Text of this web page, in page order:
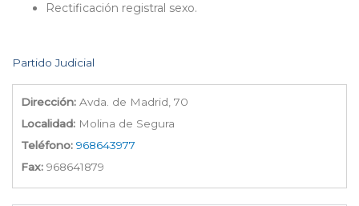
Rectificación registral sexo.
Partido Judicial
Dirección: Avda. de Madrid, 70
Localidad: Molina de Segura
Teléfono: 968643977
Fax: 968641879